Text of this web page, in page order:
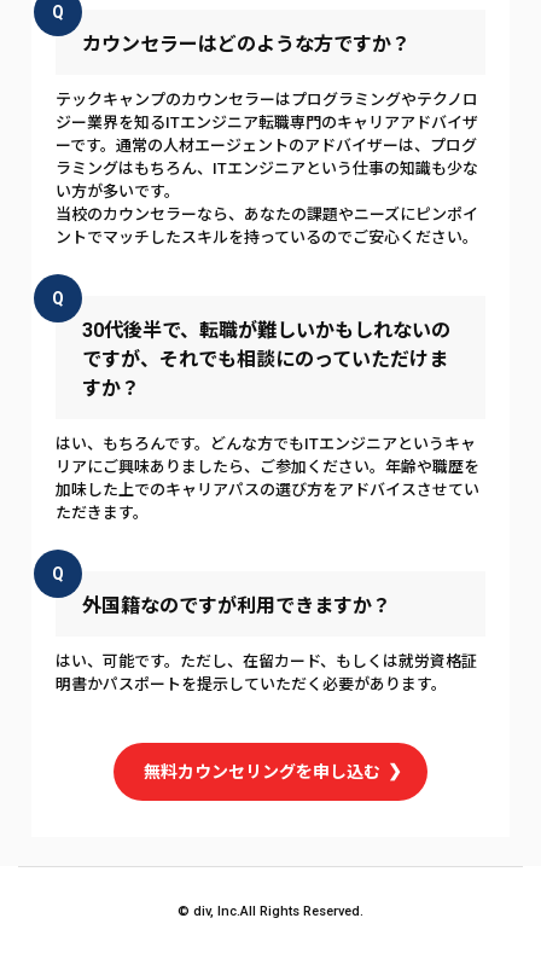
Q
カウンセラーはどのような方ですか？
テックキャンプのカウンセラーはプログラミングやテクノロ
ジー業界を知るITエンジニア転職専門のキャリアアドバイザ
ーです。通常の人材エージェントのアドバイザーは、プログ
ラミングはもちろん、ITエンジニアという仕事の知識も少な
い方が多いです。
当校のカウンセラーなら、あなたの課題やニーズにピンポイ
ントでマッチしたスキルを持っているのでご安心ください。
Q
30代後半で、転職が難しいかもしれないの
ですが、それでも相談にのっていただけま
すか？
はい、もちろんです。どんな方でもITエンジニアというキャ
リアにご興味ありましたら、ご参加ください。年齢や職歴を
加味した上でのキャリアパスの選び方をアドバイスさせてい
ただきます。
Q
外国籍なのですが利用できますか？
はい、可能です。ただし、在留カード、もしくは就労資格証
明書かパスポートを提示していただく必要があります。
無料カウンセリングを申し込む
© div, Inc.All Rights Reserved.